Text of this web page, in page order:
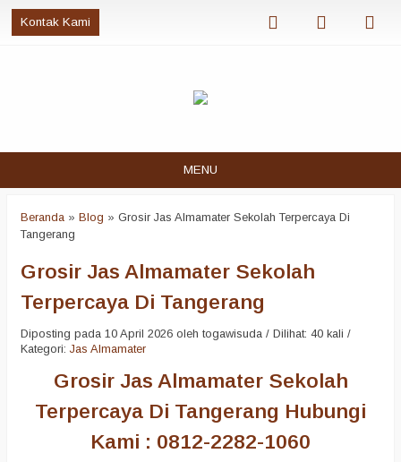
Kontak Kami
MENU
Beranda » Blog » Grosir Jas Almamater Sekolah Terpercaya Di
Tangerang
Grosir Jas Almamater Sekolah
Terpercaya Di Tangerang
Diposting pada 10 April 2026 oleh togawisuda / Dilihat: 40 kali /
Kategori: Jas Almamater
Grosir Jas Almamater Sekolah
Terpercaya Di Tangerang Hubungi
Kami : 0812-2282-1060